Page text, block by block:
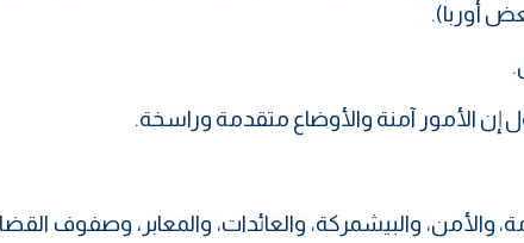
أوربا).
إن الأمور آمنة والأوضاع متقدمة وراسخة.
والأمن، والبيشمركة، والعائدات، والمعابر، وصفوف